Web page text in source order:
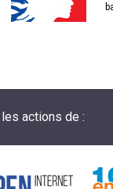
actions de :